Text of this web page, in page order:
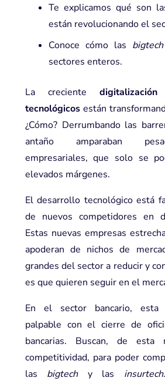
Te explicamos qué son
están revolucionando el
Conoce cómo las bigtech
sectores enteros.
La crecientedigitalización
tecnológicosestán
¿Cómo? Derrumbando las
antaño amparaban
empresariales, que solo se
elevados márgenes.
El desarrollo tecnológico está
de nuevos competidores en
Estas nuevas empresas
apoderan de nichos de
grandes del sector a reducir y
es que quieren seguir en el
En el sector bancario, esta
palpable con elcierre de
bancarias. Buscan, de esta
competitividad, para poder
las bigtechy las insurtech